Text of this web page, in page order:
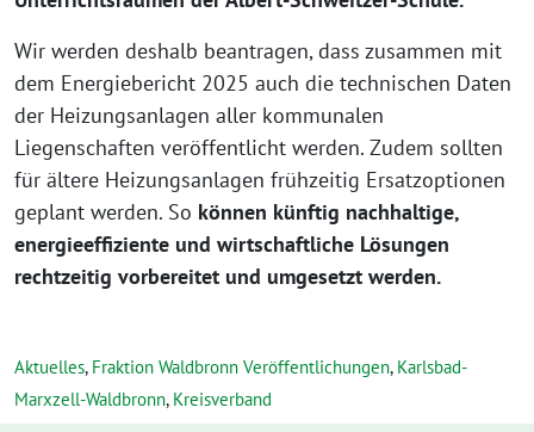
Wir werden deshalb beantragen, dass zusammen mit
dem Energiebericht 2025 auch die technischen Daten
der Heizungsanlagen aller kommunalen
Liegenschaften veröffentlicht werden. Zudem sollten
für ältere Heizungsanlagen frühzeitig Ersatzoptionen
geplant werden. So können künftig nachhaltige,
energieeffiziente und wirtschaftliche Lösungen
rechtzeitig vorbereitet und umgesetzt werden.
Aktuelles, Fraktion Waldbronn Veröffentlichungen, Karlsbad-
Marxzell-Waldbronn, Kreisverband